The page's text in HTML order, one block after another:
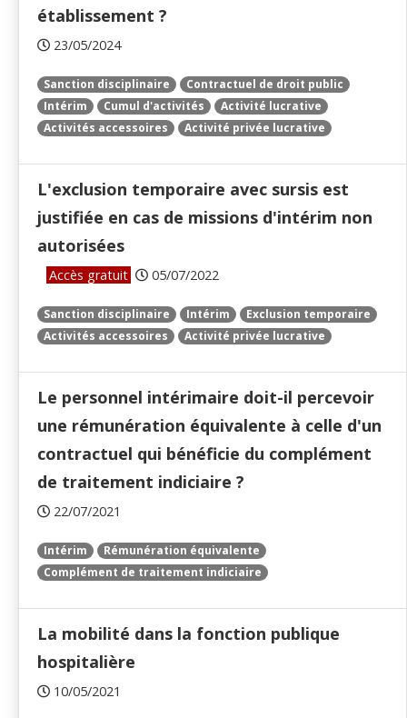
établissement ?
23/05/2024
Sanction disciplinaire
Contractuel de droit public
Intérim
Cumul d'activités
Activité lucrative
Activités accessoires
Activité privée lucrative
L'exclusion temporaire avec sursis est
justifiée en cas de missions d'intérim non
autorisées
Accès gratuit 05/07/2022
Sanction disciplinaire Intérim
Exclusion temporaire
Activités accessoires
Activité privée lucrative
Le personnel intérimaire doit-il percevoir
une rémunération équivalente à celle d'un
contractuel qui bénéficie du complément
de traitement indiciaire ?
22/07/2021
Intérim
Rémunération équivalente
Complément de traitement indiciaire
La mobilité dans la fonction publique
hospitalière
10/05/2021